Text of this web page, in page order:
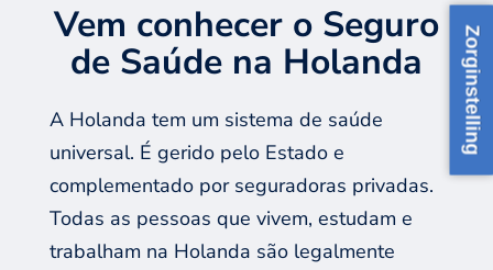
Zorginstelling
Vem conhecer o Seguro
de Saúde na Holanda
A Holanda tem um sistema de saúde
universal. É gerido pelo Estado e
complementado por seguradoras privadas.
Todas as pessoas que vivem, estudam e
trabalham na Holanda são legalmente